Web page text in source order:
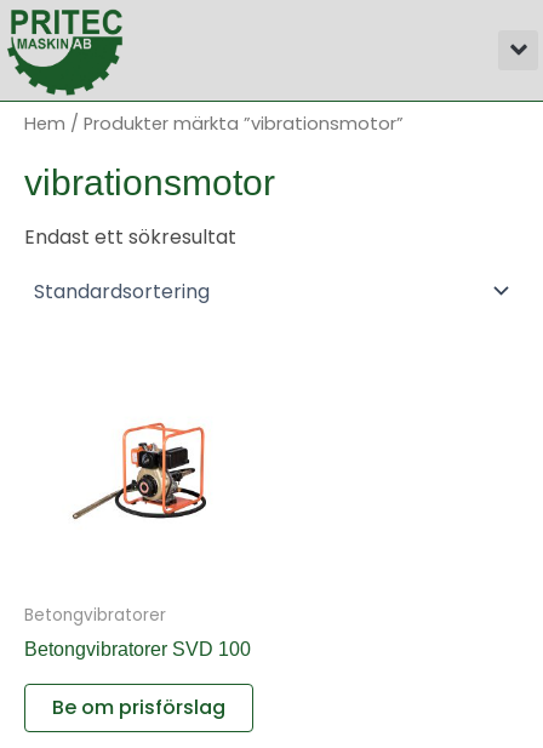
Hoppa
till
innehåll
Hem / Produkter märkta ”vibrationsmotor”
vibrationsmotor
Endast ett sökresultat
Betongvibratorer
Betongvibratorer SVD 100
Be om prisförslag